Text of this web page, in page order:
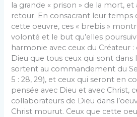
la grande « prison » de la mort,
retour. En consacrant leur temps
cette oeuvre, ces « brebis »
volonté et le but qu’elles
harmonie avec ceux du Créateur :
Dieu que tous ceux qui sont dans
sortent au commandement du
5 : 28, 29), et ceux qui seront en
pensée avec Dieu et avec Christ,
collaborateurs de Dieu dans
Christ mourut. Ceux que cette